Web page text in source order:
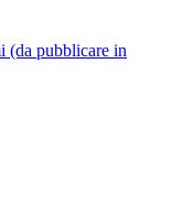
(da pubblicare in